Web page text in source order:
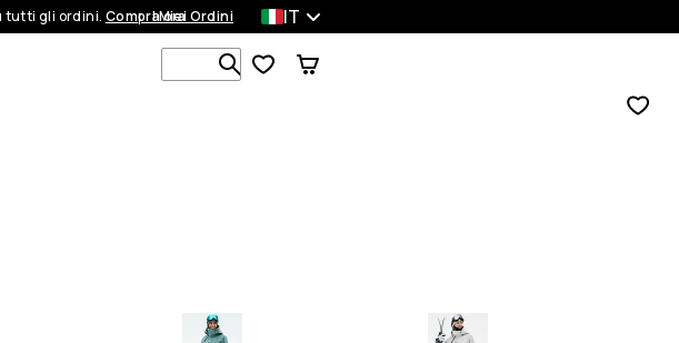
tutti gli ordini. Compra oraI Miei Ordini IT
Cerca tra 1 000+ prodotti